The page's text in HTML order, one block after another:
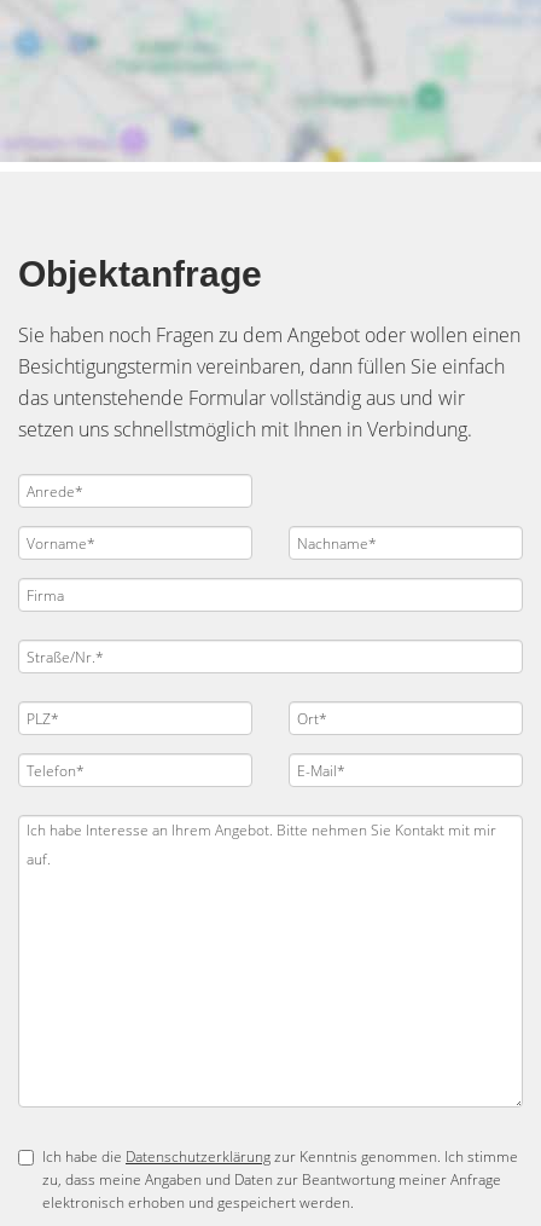
Objektanfrage
Sie haben noch Fragen zu dem Angebot oder wollen einen
Besichtigungstermin vereinbaren, dann füllen Sie einfach
das untenstehende Formular vollständig aus und wir
setzen uns schnellstmöglich mit Ihnen in Verbindung.
Ich habe die Datenschutzerklärungzur Kenntnis genommen. Ich stimme
zu, dass meine Angaben und Daten zur Beantwortung meiner Anfrage
elektronisch erhoben und gespeichert werden.